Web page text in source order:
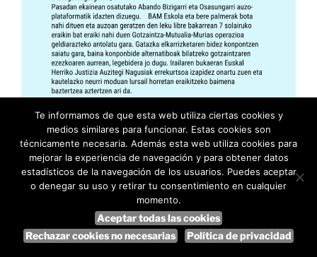
Te informamos de que esta web utiliza ciertas cookies y
medios similares para funcionar. Estas cookies son
técnicamente necesaria. Además esta web utiliza cookies para
mejorar la experiencia de navegación y para obtener datos
estadísticos de la navegación de los usuarios. Puedes aceptar
o denegar su uso y retirar tu consentimiento en cualquier
momento.
Aceptar todas las cookies
Rechazar cookies no necesarias
Política de privacidad